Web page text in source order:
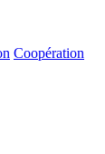
Coopération